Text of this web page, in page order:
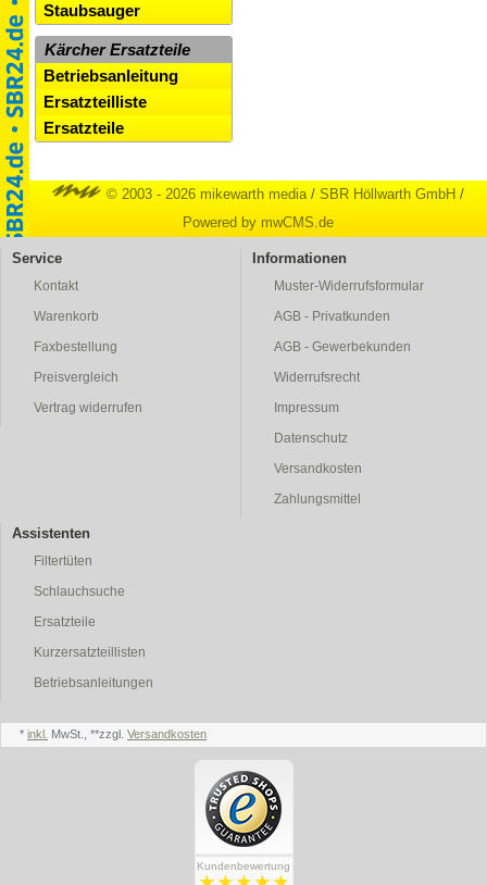
Staubsauger
Kärcher Ersatzteile
Betriebsanleitung
Ersatzteilliste
Ersatzteile
© 2003 - 2026 mikewarth media / SBR Höllwarth GmbH /
Powered by mwCMS.de
Service
Kontakt
Warenkorb
Faxbestellung
Preisvergleich
Vertrag widerrufen
Informationen
Muster-Widerrufsformular
AGB - Privatkunden
AGB - Gewerbekunden
Widerrufsrecht
Impressum
Datenschutz
Versandkosten
Zahlungsmittel
Assistenten
Filtertüten
Schlauchsuche
Ersatzteile
Kurzersatzteillisten
Betriebsanleitungen
* inkl. MwSt., **zzgl. Versandkosten
Kundenbewertung